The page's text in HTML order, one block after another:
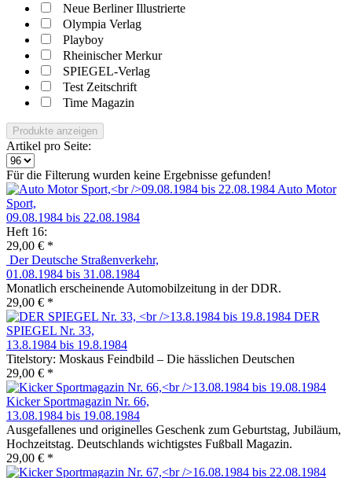
Neue Berliner Illustrierte
Olympia Verlag
Playboy
Rheinischer Merkur
SPIEGEL-Verlag
Test Zeitschrift
Time Magazin
Produkte anzeigen
Artikel pro Seite:
Für die Filterung wurden keine Ergebnisse gefunden!
Auto Motor
Sport,
09.08.1984 bis 22.08.1984
Heft 16:
29,00 € *
Der Deutsche Straßenverkehr,
01.08.1984 bis 31.08.1984
Monatlich erscheinende Automobilzeitung in der DDR.
29,00 € *
DER
SPIEGEL Nr. 33,
13.8.1984 bis 19.8.1984
Titelstory: Moskaus Feindbild – Die hässlichen Deutschen
29,00 € *
Kicker Sportmagazin Nr. 66,
13.08.1984 bis 19.08.1984
Ausgefallenes und originelles Geschenk zum Geburtstag, Jubiläum,
Hochzeitstag. Deutschlands wichtigstes Fußball Magazin.
29,00 € *